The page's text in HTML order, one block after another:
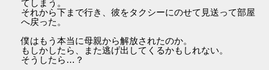
てしまう。
それから下まで行き、彼をタクシーにのせて見送って部屋
へ戻った。
僕はもう本当に母親から解放されたのか。
もしかしたら、また逃げ出してくるかもしれない。
そうしたら…？